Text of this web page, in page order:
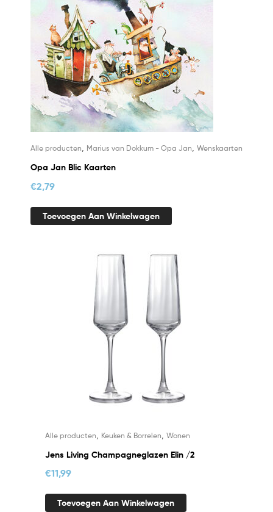
Alle producten, Marius van Dokkum - Opa Jan, Wenskaarten
Opa Jan Blic Kaarten
€2,79
Toevoegen Aan Winkelwagen
Alle producten Keuken & Borrelen Wonen
Jens Living Champagneglazen Elin /2
€11,99
Toevoegen Aan Winkelwagen